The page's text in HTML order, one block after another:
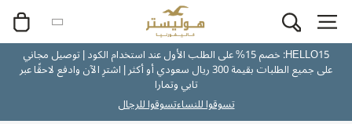
HELLO15: خصم 15% على الطلب الأول عند استخدام الكود | توصيل مجاني
على جميع الطلبات بقيمة 300 ريال سعودي أو أكثر | اشترِ الآن وادفع لاحقًا عبر
تابي وتمارا
تسوقوا للنساءتسوقوا للرجال